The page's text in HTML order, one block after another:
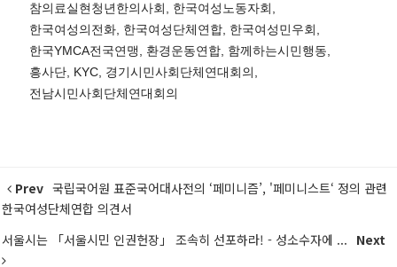
참의료실현청년한의사회, 한국여성노동자회,
한국여성의전화, 한국여성단체연합, 한국여성민우회,
한국YMCA전국연맹, 환경운동연합, 함께하는시민행동,
흥사단, KYC, 경기시민사회단체연대회의,
전남시민사회단체연대회의
Prev 국립국어원 표준국어대사전의 ‘페미니즘’, '페미니스트‘ 정의 관련
한국여성단체연합 의견서
서울시는 「서울시민 인권헌장」 조속히 선포하라! - 성소수자에 ... Next